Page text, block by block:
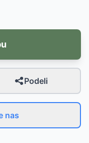
Podeli
nas